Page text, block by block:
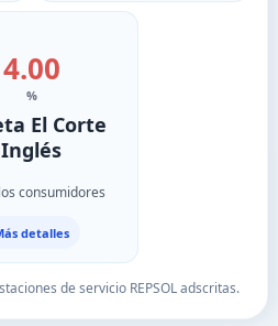
4.00
%
El Corte
Inglés
consumidores
detalles
de servicio REPSOL adscritas.